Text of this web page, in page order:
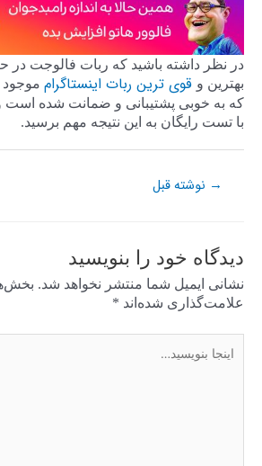
در نظر داشته باشید که ربات فالوجت در
بهترین و قوی ترین ربات اینستاگرام موجود
که به خوبی پشتیبانی و ضمانت شده است و
با تست رایگان به این نتیجه مهم برسید.
→ نوشته قبل
دیدگاه‌ خود را بنویسید
نشانی ایمیل شما منتشر نخواهد شد.
علامت‌گذاری شده‌اند *
بنویسید…